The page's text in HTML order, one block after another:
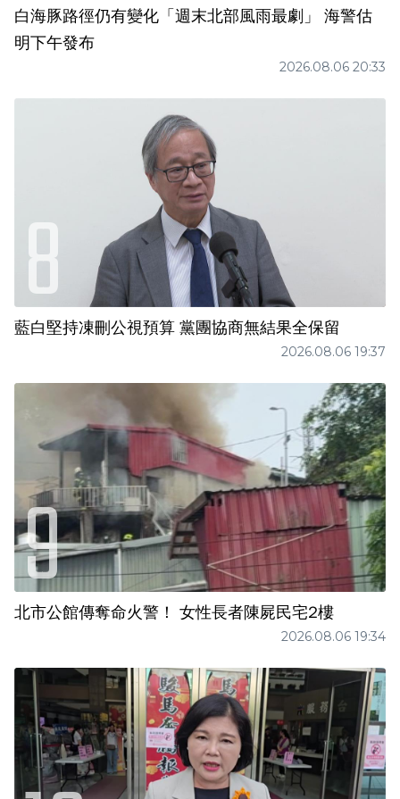
白海豚路徑仍有變化「週末北部風雨最劇」 海警估
明下午發布
2026.08.06 20:33
藍白堅持凍刪公視預算 黨團協商無結果全保留
2026.08.06 19:37
北市公館傳奪命火警！ 女性長者陳屍民宅2樓
2026.08.06 19:34